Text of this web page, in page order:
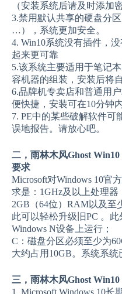
（安装系统后请及时添加
3.禁用默认共享的硬盘分区
…），系统更加安全。
4. Win10系统没有插件，
起来更可靠
5.该系统主要适用于笔记
容机器的组装，安装后将
6.品牌机专卖店和普通用
便快捷，安装可在10分钟
7. PE中的某些破解软件可
误地报告。请放心吧。
二，雨林木风Ghost
要求
Microsoft对Windows 10官
求是：1GHz及以上处理器
2GB（64位）RAM以及至
此可以轻松升级旧PC 。
Windows N设备上运行；
C：磁盘分区必须至少为
大约占用10GB。系统系统
三，雨林木风Ghost